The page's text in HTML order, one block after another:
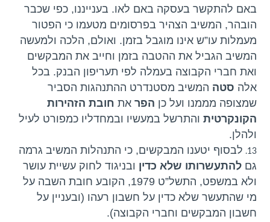
באם להתקשר בעסקה באם לאו. בענייננו, כפי שכבר
הובהר, המשיב הצהיר בפרסומים מטעמו כי הפטור
מעמלות עו”ש אינו מוגבל בזמן. ואולם, הלכה ולמעשה
המשיב הגביל את ההטבה בזמן וחייב את המבקשים
ואת חברי הקבוצה בעמלה לפי תעריפון הבנק. בכל
אלה סטה המשיב מסטנדרט ההתנהגות הסביר
שמצופה מממנו ועל כן הפר את חובת הזהירות
הקונקרטית והתרשל במעשיו ובמחדליו כמפורט לעיל
ולהלן.
לבסוף יטענו המבקשים, כי התנהלות המשיב גרמה
גםלהתעשרותו שלא כדין ובניגוד לחוק עשיית עושר
ולא במשפט, התשל”ט 1979, הקובע חובת השבה על
מי שהתעשר שלא כדין על חשבון רעהו (ובעניין על
חשבון המבקשים וחברי הקבוצה).